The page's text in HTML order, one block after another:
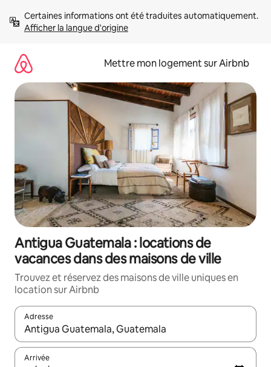
directement
Afficher la langue d'origine
Mettre mon logement sur Airbnb
Antigua Guatemala : locations de
vacances dans des maisons de ville
Trouvez et réservez des maisons de ville uniques en
location sur Airbnb
Adresse
Lorsque les résultats s'affichent, utilisez les flèches vers le
Arrivée